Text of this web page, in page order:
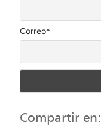
Correo*
Compartir en: